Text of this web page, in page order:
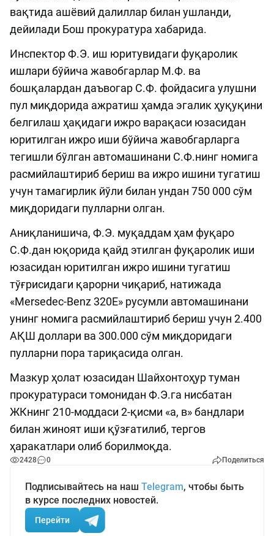
вақтида ашёвий далиллар билан ушланди,
дейилади Бош прокуратура хабарида.
Инспектор Ф.Э. иш юритувидаги фуқаролик
ишлари бўйича жавобгарлар М.Ф. ва
бошқалардан даъвогар С.Ф. фойдасига улушни
пул миқдорида ажратиш ҳамда эгалик ҳуқуқини
белгилаш ҳақидаги ижро варақаси юзасидан
юритилган ижро иши бўйича жавобгарларга
тегишли бўлган автомашинани С.Ф.нинг номига
расмийлаштириб бериш ва ижро ишини тугатиш
учун тамагирлик йўли билан ундан 750 000 сўм
миқдоридаги пулларни олган.
Аниқланишича, Ф.Э. муқаддам ҳам фуқаро
С.Ф.дан юқорида қайд этилган фуқаролик иши
юзасидан юритилган ижро ишини тугатиш
тўғрисидаги қарорни чиқариб, натижада
«Mersedec-Benz 320Е» русумли автомашинани
унинг номига расмийлаштириб бериш учун 2.400
АҚШ доллари ва 300.000 сўм миқдоридаги
пулларни пора тариқасида олган.
Мазкур ҳолат юзасидан Шайхонтоҳур туман
прокуратураси томонидан Ф.Э.га нисбатан
ЖКнинг 210-моддаси 2-қисми «а, в» бандлари
билан жиноят иши қўзғатилиб, тергов
ҳаракатлари олиб борилмоқда.
2428 0 Поделиться
Подписывайтесь на наш Telegram, чтобы быть
в курсе последних новостей.
Перейти